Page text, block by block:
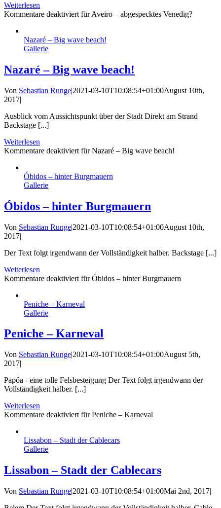
Weiterlesen
Kommentare deaktiviert für Aveiro – abgespecktes Venedig?
Nazaré – Big wave beach!
Gallerie
Nazaré – Big wave beach!
Von Sebastian Runge|2021-03-10T10:08:54+01:00August 10th,
2017|
Ausblick vom Aussichtspunkt über der Stadt Direkt am Strand
Backstage [...]
Weiterlesen
Kommentare deaktiviert für Nazaré – Big wave beach!
Óbidos – hinter Burgmauern
Gallerie
Óbidos – hinter Burgmauern
Von Sebastian Runge|2021-03-10T10:08:54+01:00August 10th,
2017|
Der Text folgt irgendwann der Vollständigkeit halber. Backstage [...]
Weiterlesen
Kommentare deaktiviert für Óbidos – hinter Burgmauern
Peniche – Karneval
Gallerie
Peniche – Karneval
Von Sebastian Runge|2021-03-10T10:08:54+01:00August 5th,
2017|
Papôa - eine tolle Felsbesteigung Der Text folgt irgendwann der
Vollständigkeit halber. [...]
Weiterlesen
Kommentare deaktiviert für Peniche – Karneval
Lissabon – Stadt der Cablecars
Gallerie
Lissabon – Stadt der Cablecars
Von Sebastian Runge|2021-03-10T10:08:54+01:00Mai 2nd, 2017|